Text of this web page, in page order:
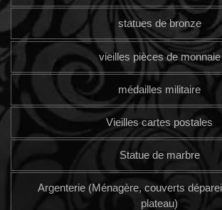
statues de bronze
vieilles pièces de monnaie
médailles militaire
Vieilles cartes postales
Statue de marbre
Argenterie (Ménagère, couverts
plateau)